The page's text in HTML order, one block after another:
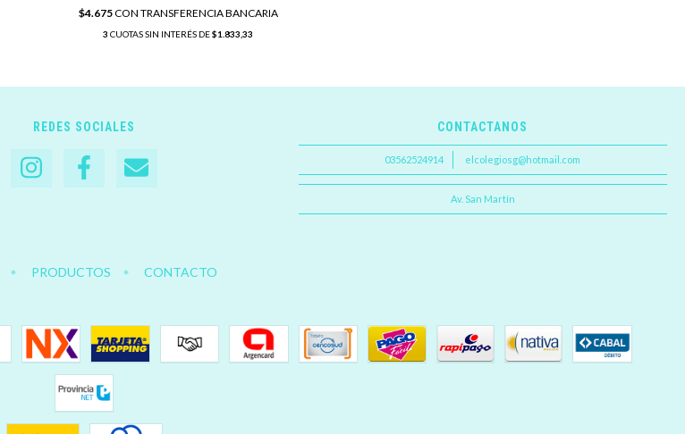
$4.675CON TRANSFERENCIA BANCARIA
3 CUOTAS SIN INTERÉS DE$1.833,33
REDES SOCIALES CONTACTANOS
03562524914 elcolegiosg@hotmail.com
Av. San Martín
PRODUCTOS CONTACTO